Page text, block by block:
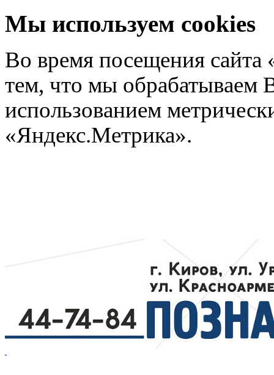
Мы используем cookies
Во время посещения сайта
тем, что мы обрабатываем
использованием
«Яндекс.Метрика».